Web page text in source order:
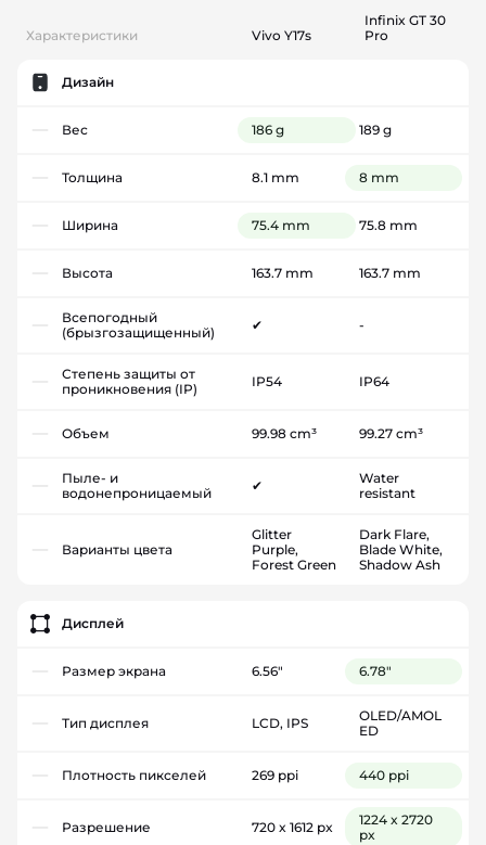
Характеристики Vivo Y17s
Infinix GT 30
Pro
Дизайн
Вес 186 g 189 g
Толщина 8.1 mm 8 mm
Ширина 75.4 mm 75.8 mm
Высота 163.7 mm 163.7 mm
Всепогодный
(брызгозащищенный)
✔ -
Степень защиты от
проникновения (IP)
IP54 IP64
Объем 99.98 cm³ 99.27 cm³
Пыле- и
водонепроницаемый
✔
Water
resistant
Варианты цвета
Glitter
Purple,
Forest Green
Dark Flare,
Blade White,
Shadow Ash
Дисплей
Размер экрана 6.56" 6.78"
Тип дисплея LCD, IPS
OLED/AMOL
ED
Плотность пикселей 269 ppi 440 ppi
Разрешение 720 x 1612 px
1224 x 2720
px